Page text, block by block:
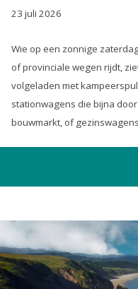
23 juli 2026
Wie op een zonnige
of provinciale wegen rijdt,
volgeladen met
stationwagens die bijna
bouwmarkt, of
zeulen. We houden van